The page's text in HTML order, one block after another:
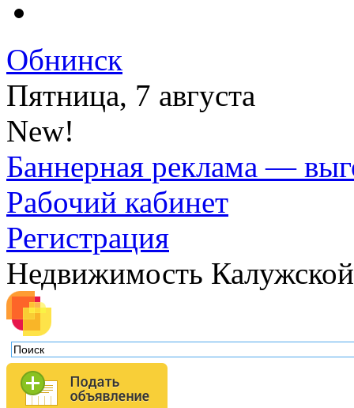
Обнинск
Пятница, 7 августа
New!
Баннерная реклама —
Рабочий кабинет
Регистрация
Недвижимость